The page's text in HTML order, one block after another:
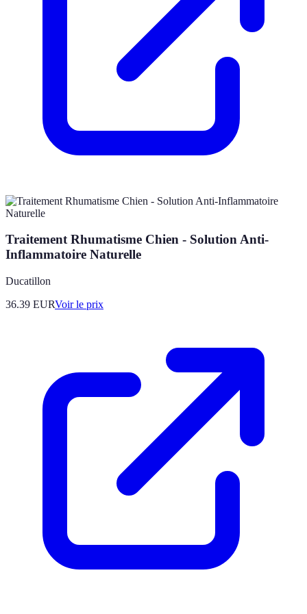
Traitement Rhumatisme Chien - Solution Anti-
Inflammatoire Naturelle
Ducatillon
36.39 EURVoir le prix